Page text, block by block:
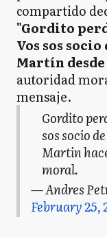
compartido
"Gordito
Vos sos
Martín desde
autoridad
mensaje.
Gordito
sos socio
Martin
moral.
— Andres
February 25,